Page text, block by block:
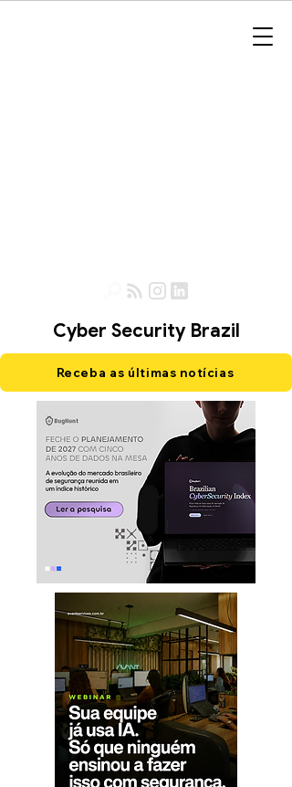
Cyber Security Brazil
Receba as últimas notícias